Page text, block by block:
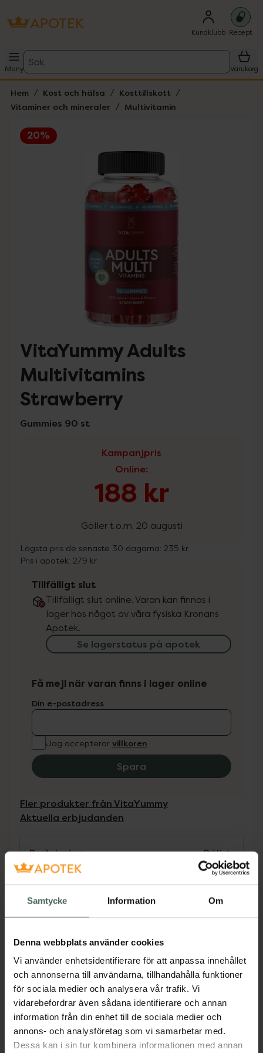
Samtycke Information Om
Denna webbplats använder cookies
Vi använder enhetsidentifierare för att anpassa innehållet
och annonserna till användarna, tillhandahålla funktioner
för sociala medier och analysera vår trafik. Vi
vidarebefordrar även sådana identifierare och annan
information från din enhet till de sociala medier och
annons- och analysföretag som vi samarbetar med.
Dessa kan i sin tur kombinera informationen med annan
Kundklubb Recept
Meny
Sök
Varukorg
Hem Kost och hälsa
Kosttillskott
Vitaminer och mineraler
Multivitamin
20%
VitaYummy Adults
Multivitamins
Strawberry
Gummies 90 st
Kampanjpris
Online:
188 kr
Gäller t.o.m. 20 augusti
Lägsta pris de senaste 30 dagarna: 235 kr
Pris i apotek: 279 kr
Tillfälligt slut
Tillfälligt slut online. Varan kan finnas i
lager hos något av våra fysiska Kronans
Apotek.
Se lagerstatus på apotek
Få mejl när varan finns i lager online
Din e-postadress
Jag accepterar villkoren
Spara
Fler produkter från VitaYummy
Aktuella erbjudanden
Beskrivning Dölj
daglig dos bör inte överskridas.
varierad kost och en hälsosam
livsstil. Förvaras utom räckhåll för
små barn.
Vegansk kosttilskott som är fri från
konstgjorda färger och smaker
Produkten innehåller tillsatt socker